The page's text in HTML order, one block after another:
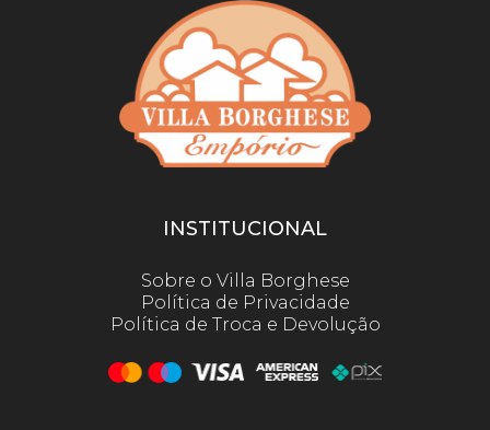
INSTITUCIONAL
Sobre o Villa Borghese
Política de Privacidade
Política de Troca e Devolução